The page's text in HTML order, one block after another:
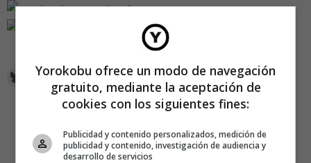
Yorokobu ofrece un modo de navegación
gratuito, mediante la aceptación de
cookies con los siguientes fines:
Publicidad y contenido personalizados, medición de
publicidad y contenido, investigación de audiencia y
desarrollo de servicios